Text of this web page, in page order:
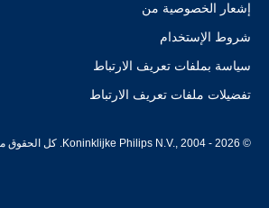
إشعار الخصوصية من
شروط الإستخدام
سياسة بملفات تعريف الارتباط
تفضيلات ملفات تعريف الارتباط
© Koninklijke Philips N.V., 2004 - 2026. كل الحقوق محفوظة.